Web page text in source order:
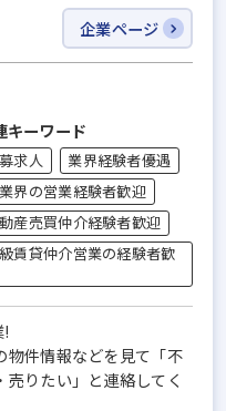
企業ページ
キーワード
求人
業界経験者優遇
界の営業経験者歓迎
産売買仲介経験者歓迎
賃貸仲介営業の経験者歓
物件情報などを見て「不
売りたい」と連絡してく